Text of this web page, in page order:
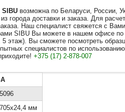
возможна по Беларуси, России,
города доставки и заказа. Для
Наш специалист свяжется с
SIBU Вы можете в нашем офисе
5 этаж). Вы сможете посмотреть
специалистов по
+375 (17) 2-878-007
мм